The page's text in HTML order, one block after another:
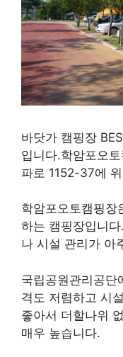
바닷가 캠핑장
입니다.학암포오
파로 1152-37에
학암포오토캠핑장
하는 캠핑장입니
나 시설 관리가 아
국립공원관리공단
격도 저렴하고 시
좋아서 더할나위
매우 높습니다.